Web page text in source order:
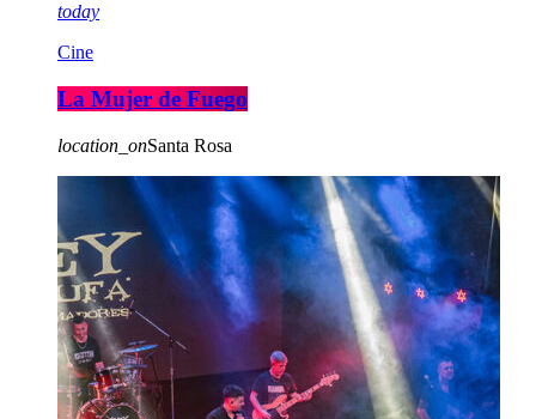
today
Cine
La Mujer de Fuego
location_onSanta Rosa